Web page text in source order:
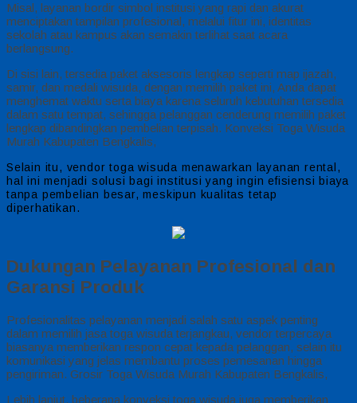
Misal, layanan bordir simbol institusi yang rapi dan akurat
menciptakan tampilan profesional, melalui fitur ini, identitas
sekolah atau kampus akan semakin terlihat saat acara
berlangsung.
Di sisi lain, tersedia paket aksesoris lengkap seperti map ijazah,
samir, dan medali wisuda, dengan memilih paket ini, Anda dapat
menghemat waktu serta biaya karena seluruh kebutuhan tersedia
dalam satu tempat, sehingga pelanggan cenderung memilih paket
lengkap dibandingkan pembelian terpisah. Konveksi Toga Wisuda
Murah Kabupaten Bengkalis,
Selain itu, vendor toga wisuda menawarkan layanan rental,
hal ini menjadi solusi bagi institusi yang ingin efisiensi biaya
tanpa pembelian besar, meskipun kualitas tetap
diperhatikan.
Dukungan Pelayanan Profesional dan
Garansi Produk
Profesionalitas pelayanan menjadi salah satu aspek penting
dalam memilih jasa toga wisuda terjangkau, vendor terpercaya
biasanya memberikan respon cepat kepada pelanggan, selain itu
komunikasi yang jelas membantu proses pemesanan hingga
pengiriman. Grosir Toga Wisuda Murah Kabupaten Bengkalis,
Lebih lanjut, beberapa konveksi toga wisuda juga memberikan